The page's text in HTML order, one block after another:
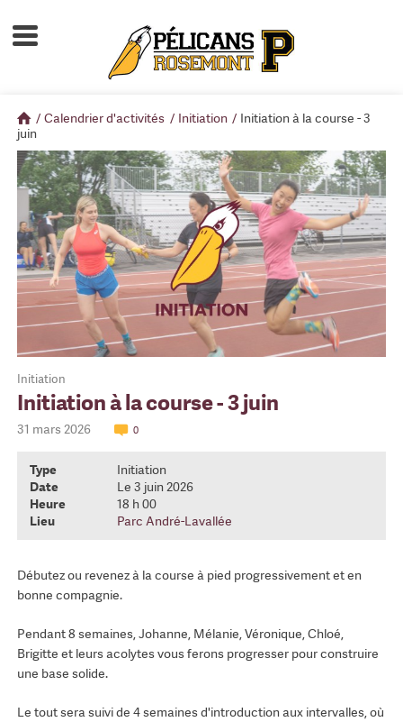
Accueil
Calendrier d'activités
Boutique
Devenir membre
/ Calendrier d'activités / Initiation / Initiation à la course - 3
juin
Initiation
Initiation à la course - 3 juin
31 mars 2026 0
Type
Initiation
Date
Le 3 juin 2026
Heure
18 h 00
Lieu
Parc André-Lavallée
Débutez ou revenez à la course à pied progressivement et en
bonne compagnie.
Pendant 8 semaines, Johanne, Mélanie, Véronique, Chloé,
Brigitte et leurs acolytes vous ferons progresser pour construire
une base solide.
Le tout sera suivi de 4 semaines d'introduction aux intervalles, où